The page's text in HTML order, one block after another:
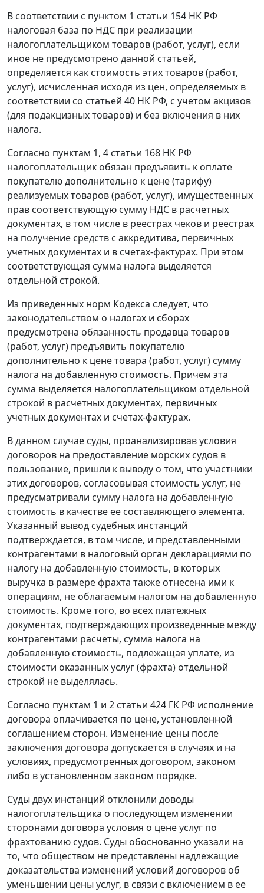
В соответствии с пунктом 1 статьи 154 НК РФ
налоговая база по НДС при реализации
налогоплательщиком товаров (работ, услуг), если
иное не предусмотрено данной статьей,
определяется как стоимость этих товаров (работ,
услуг), исчисленная исходя из цен, определяемых в
соответствии со статьей 40 НК РФ, с учетом акцизов
(для подакцизных товаров) и без включения в них
налога.
Согласно пунктам 1, 4 статьи 168 НК РФ
налогоплательщик обязан предъявить к оплате
покупателю дополнительно к цене (тарифу)
реализуемых товаров (работ, услуг), имущественных
прав соответствующую сумму НДС в расчетных
документах, в том числе в реестрах чеков и реестрах
на получение средств с аккредитива, первичных
учетных документах и в счетах-фактурах. При этом
соответствующая сумма налога выделяется
отдельной строкой.
Из приведенных норм Кодекса следует, что
законодательством о налогах и сборах
предусмотрена обязанность продавца товаров
(работ, услуг) предъявить покупателю
дополнительно к цене товара (работ, услуг) сумму
налога на добавленную стоимость. Причем эта
сумма выделяется налогоплательщиком отдельной
строкой в расчетных документах, первичных
учетных документах и счетах-фактурах.
В данном случае суды, проанализировав условия
договоров на предоставление морских судов в
пользование, пришли к выводу о том, что участники
этих договоров, согласовывая стоимость услуг, не
предусматривали сумму налога на добавленную
стоимость в качестве ее составляющего элемента.
Указанный вывод судебных инстанций
подтверждается, в том числе, и представленными
контрагентами в налоговый орган декларациями по
налогу на добавленную стоимость, в которых
выручка в размере фрахта также отнесена ими к
операциям, не облагаемым налогом на добавленную
стоимость. Кроме того, во всех платежных
документах, подтверждающих произведенные между
контрагентами расчеты, сумма налога на
добавленную стоимость, подлежащая уплате, из
стоимости оказанных услуг (фрахта) отдельной
строкой не выделялась.
Согласно пунктам 1 и 2 статьи 424 ГК РФ исполнение
договора оплачивается по цене, установленной
соглашением сторон. Изменение цены после
заключения договора допускается в случаях и на
условиях, предусмотренных договором, законом
либо в установленном законом порядке.
Суды двух инстанций отклонили доводы
налогоплательщика о последующем изменении
сторонами договора условия о цене услуг по
фрахтованию судов. Суды обоснованно указали на
то, что обществом не представлены надлежащие
доказательства изменений условий договоров об
уменьшении цены услуг, в связи с включением в ее